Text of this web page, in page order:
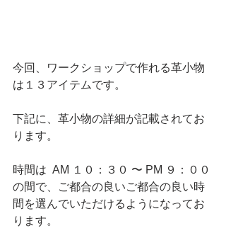
今回、ワークショップで作れる革小物
は１３アイテムです。
下記に、革小物の詳細が記載されてお
ります。
時間は  AM １０：３０ 〜 PM ９：００
の間で、ご都合の良いご都合の良い時
間を選んでいただけるようになってお
ります。